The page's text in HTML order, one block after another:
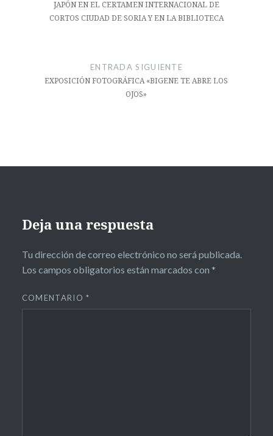
entradasJAPÓN EN EL CERTAMEN INTERNACIONAL DE
CORTOS CIUDAD DE SORIA Y EN LA BIBLIOTECA
ENTRADA SIGUIENTE
EXPOSICIÓN FOTOGRÁFICA «BIGENE TE ABRE LOS
OJOS»
Deja una respuesta
Tu dirección de correo electrónico no será publicada.
Los campos obligatorios están marcados con *
COMENTARIO*